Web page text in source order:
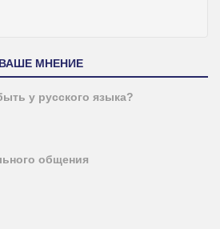
ВАШЕ МНЕНИЕ
у русского языка?
общения